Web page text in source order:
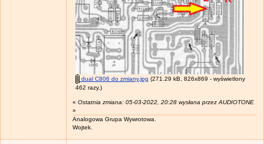
dual C806 do zmiany.jpg (271.29 kB, 826x869 - wyświetlony
462 razy.)
« Ostatnia zmiana: 05-03-2022, 20:28 wysłana przez AUDIOTONE
»
Analogowa Grupa Wywrotowa.
Wojtek.